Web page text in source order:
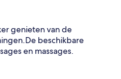
genieten van de
beschikbare
en massages.